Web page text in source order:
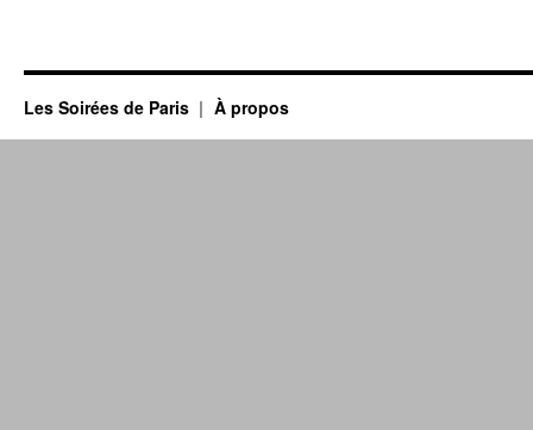
Les Soirées de Paris À propos